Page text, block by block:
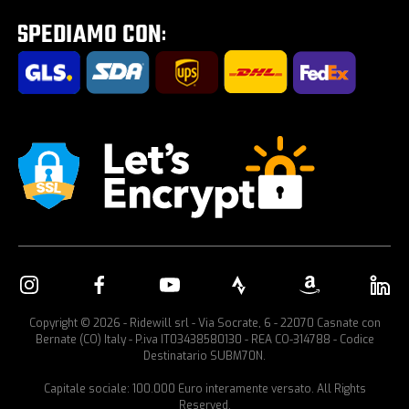
Portabici per auto
Copyright © 2026 - Ridewill srl - Via Socrate, 6 - 22070 Casnate con
Bernate (CO) Italy - P.iva IT03438580130 - REA CO-314788 - Codice
Destinatario SUBM70N.
Capitale sociale: 100.000 Euro interamente versato. All Rights
Reserved.